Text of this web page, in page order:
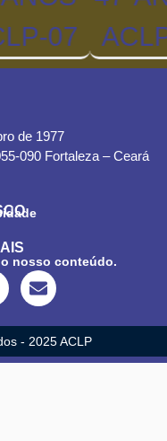
de 1977
090 Fortaleza – Ceará
nosso conteúdo.
- 2025 ACLP